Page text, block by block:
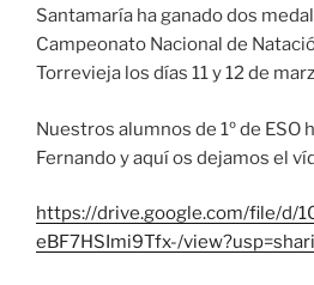
Santamaría ha ganado dos
Campeonato Nacional de
Torrevieja los días 11 y 12 de
Nuestros alumnos de 1º de ESO
Fernando y aquí os dejamos el
https://drive.google.com/file/d/
eBF7HSImi9Tfx-/